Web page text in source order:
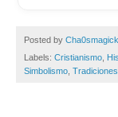
Posted by Cha0smagick
Labels: Cristianismo
Simbolismo